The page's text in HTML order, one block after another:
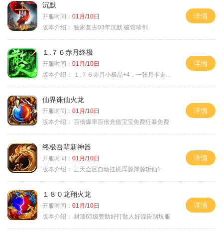
沉默
开服时间： 01月/10日
版本介绍： 独家复古03年沉默.破馆珍剑.
详情
１.７６赤月终极
开服时间： 01月/10日
版本介绍：
１.７６赤月小极品+4，一张月卡走天涯a
详情
仙界诛仙火龙
开服时间： 01月/10日
版本介绍： 百倍爆率百倍充值宝宝免费狂暴免费
详情
终极吾辈新神器
开服时间： 01月/10日
版本介绍：
三天合区自动挂机浑源渾源斩仙1
详情
１８０龙翔火龙
开服时间： 01月/10日
版本介绍： 封顶65级赞助好打散人好混告别坑服
详情